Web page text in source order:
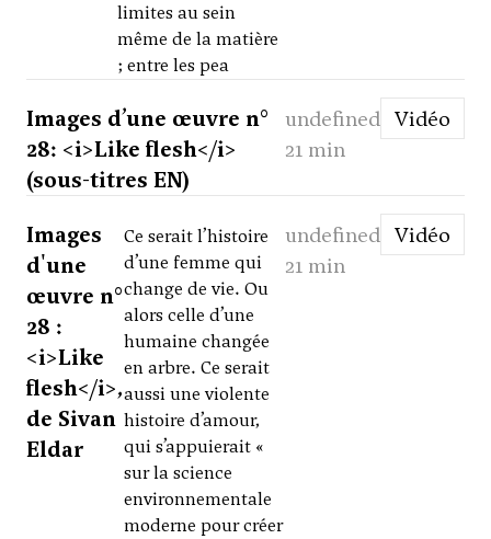
limites au sein
même de la matière
; entre les pea
Images d’une œuvre n°
28: <i>Like flesh</i>
(sous-titres EN)
undefined
21 min
Vidéo
Images
d'une
œuvre n°
28 :
<i>Like
flesh</i>,
de Sivan
Eldar
Ce serait l’histoire
d’une femme qui
change de vie. Ou
alors celle d’une
humaine changée
en arbre. Ce serait
aussi une violente
histoire d’amour,
qui s’appuierait «
sur la science
environnementale
moderne pour créer
undefined
21 min
Vidéo